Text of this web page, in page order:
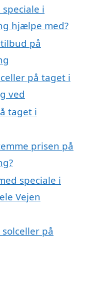
i
hjælpe med?
på
på taget i
ved
taget i
prisen på
speciale i
Vejen
på